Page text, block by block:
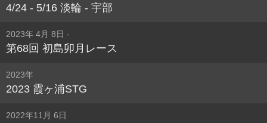
4/24 - 5/16 淡輪 - 宇部
2023年 4月 8日 -
第68回 初島卯月レース
2023年
2023 霞ヶ浦STG
2022年11月 6日